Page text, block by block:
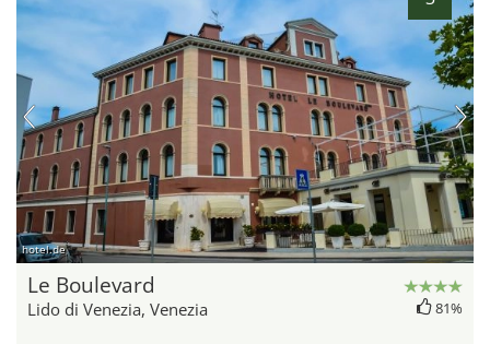
hotel.de
Le Boulevard
Lido di Venezia, Venezia 81%